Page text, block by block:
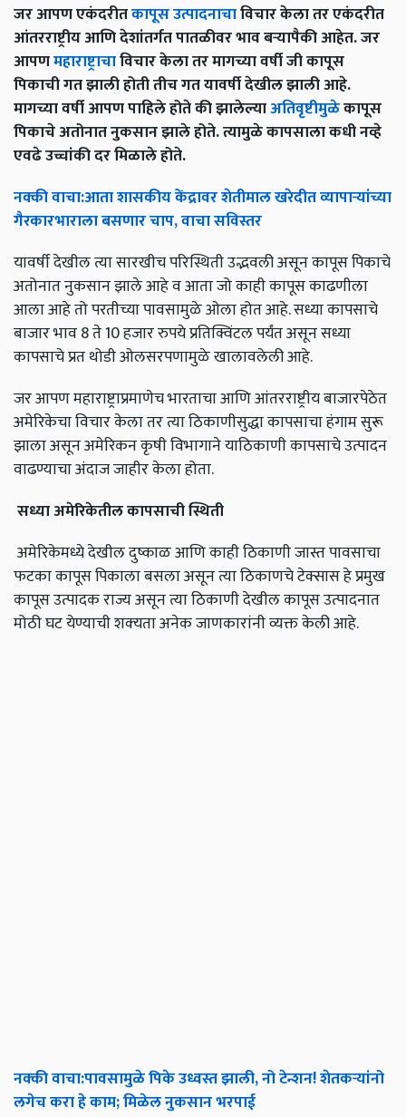
जर आपण एकंदरीतकापूस उत्पादनाचाविचार केला तर एकंदरीत
आंतरराष्ट्रीय आणि देशांतर्गत पातळीवर भाव बऱ्यापैकी आहेत. जर
आपणमहाराष्ट्राचाविचार केला तर मागच्या वर्षी जी कापूस
पिकाची गत झाली होती तीच गत यावर्षी देखील झाली आहे.
मागच्या वर्षी आपण पाहिले होते की झालेल्याअतिवृष्टीमुळेकापूस
पिकाचे अतोनात नुकसान झाले होते. त्यामुळे कापसाला कधी नव्हे
एवढे उच्चांकी दर मिळाले होते.
नक्कीवाचा:आताशासकीयकेंद्रावरशेतीमालखरेदीतव्यापाऱ्यांच्या
गैरकारभारालाबसणारचाप,वाचासविस्तर
यावर्षी देखील त्या सारखीच परिस्थिती उद्भवली असून कापूस पिकाचे
अतोनात नुकसान झाले आहे व आता जो काही कापूस काढणीला
आला आहे तो परतीच्या पावसामुळे ओला होत आहे. सध्या कापसाचे
बाजार भाव 8 ते 10 हजार रुपये प्रतिक्विंटल पर्यंत असून सध्या
कापसाचे प्रत थोडी ओलसरपणामुळे खालावलेली आहे.
जर आपण महाराष्ट्राप्रमाणेच भारताचा आणि आंतरराष्ट्रीय बाजारपेठेत
अमेरिकेचा विचार केला तर त्या ठिकाणीसुद्धा कापसाचा हंगाम सुरू
झाला असून अमेरिकन कृषी विभागाने याठिकाणी कापसाचे उत्पादन
वाढण्याचा अंदाज जाहीर केला होता.
सध्याअमेरिकेतीलकापसाचीस्थिती
अमेरिकेमध्ये देखील दुष्काळ आणि काही ठिकाणी जास्त पावसाचा
फटका कापूस पिकाला बसला असून त्या ठिकाणचे टेक्सास हे प्रमुख
कापूस उत्पादक राज्य असून त्या ठिकाणी देखील कापूस उत्पादनात
मोठी घट येण्याची शक्‍यता अनेक जाणकारांनी व्यक्त केली आहे.
नक्कीवाचा:पावसामुळेपिकेउध्वस्तझाली,नोटेन्शन!शेतकऱ्यांनो
लगेचकराहेकाम;मिळेलनुकसानभरपाई